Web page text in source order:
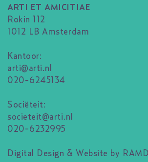
ARTI ET AMICITIAE
Rokin 112
1012 LB Amsterdam
Kantoor:
arti@arti.nl
020-6245134
Sociëteit:
societeit@arti.nl
020-6232995
Digital Design & Website by